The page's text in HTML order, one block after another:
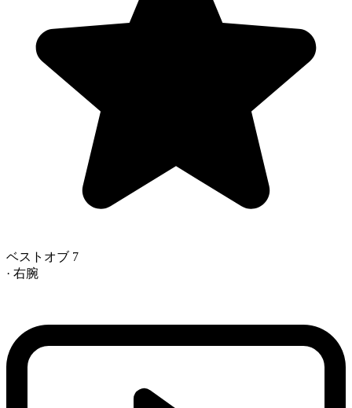
ベストオブ 7
· 右腕